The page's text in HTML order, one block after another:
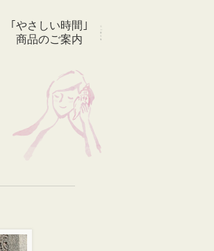
｢やさしい時間｣
商品のご案内